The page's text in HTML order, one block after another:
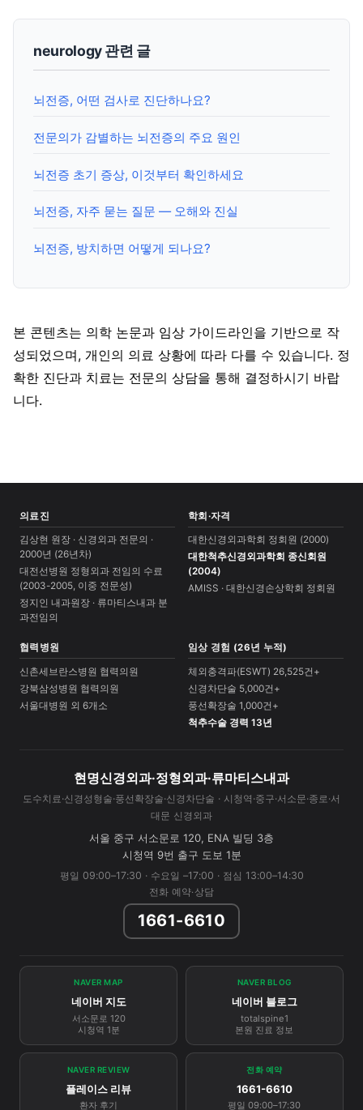
neurology 관련 글
뇌전증, 어떤 검사로 진단하나요?
전문의가 감별하는 뇌전증의 주요 원인
뇌전증 초기 증상, 이것부터 확인하세요
뇌전증, 자주 묻는 질문 — 오해와 진실
뇌전증, 방치하면 어떻게 되나요?
본 콘텐츠는 의학 논문과 임상 가이드라인을 기반으로 작
성되었으며, 개인의 의료 상황에 따라 다를 수 있습니다. 정
확한 진단과 치료는 전문의 상담을 통해 결정하시기 바랍
니다.
의료진
김상현 원장 · 신경외과 전문의 ·
2000년 (26년차)
대전선병원 정형외과 전임의 수료
(2003-2005, 이중 전문성)
정지인 내과원장 · 류마티스내과 분
과전임의
학회·자격
대한신경외과학회 정회원 (2000)
대한척추신경외과학회 종신회원
(2004)
AMISS · 대한신경손상학회 정회원
협력병원
신촌세브란스병원 협력의원
강북삼성병원 협력의원
서울대병원 외 6개소
임상 경험 (26년 누적)
체외충격파(ESWT) 26,525건+
신경차단술 5,000건+
풍선확장술 1,000건+
척추수술 경력 13년
현명신경외과·정형외과·류마티스내과
도수치료·신경성형술·풍선확장술·신경차단술 · 시청역·중구·서소문·종로·서
대문 신경외과
서울 중구 서소문로 120, ENA 빌딩 3층
시청역 9번 출구 도보 1분
평일 09:00–17:30 · 수요일 –17:00 · 점심 13:00–14:30
전화 예약·상담
1661-6610
NAVER MAP
네이버 지도
서소문로 120
시청역 1분
NAVER BLOG
네이버 블로그
totalspine1
본원 진료 정보
NAVER REVIEW
플레이스 리뷰
환자 후기
전화 예약
1661-6610
평일 09:00–17:30